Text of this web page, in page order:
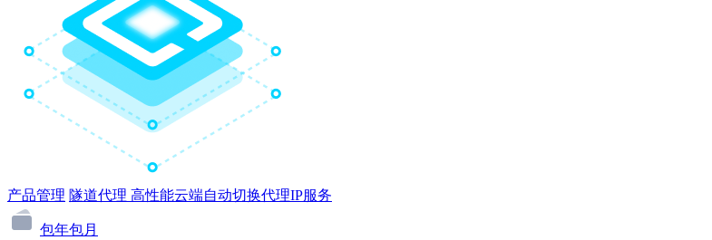
产品管理 隧道代理 高性能云端自动切换代理IP服务
包年包月